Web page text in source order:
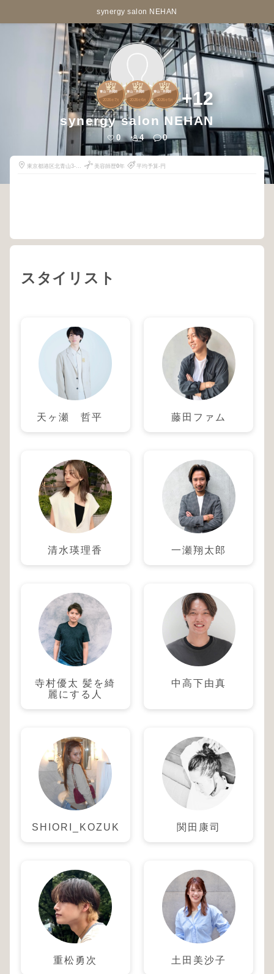
synergy salon NEHAN
2
青山・外苑前
2026年 7月
2
青山・外苑前
2026年 6月
2
青山・外苑前
2026年 5月 +12
synergy salon NEHAN
0 4 0
東京都港区北青山3-4-
美容師歴0年 平均予算-円
スタイリスト
天ヶ瀬 哲平 藤田ファム
清水瑛理香 一瀬翔太郎
寺村優太 髪を綺
麗にする人
中高下由真
SHIORI_KOZUKA 関田康司
重松勇次 土田美沙子